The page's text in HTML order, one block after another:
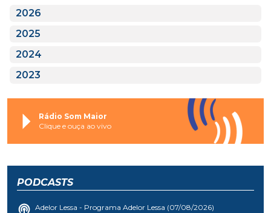
2026
2025
2024
2023
Rádio Som Maior
Clique e ouça ao vivo
PODCASTS
Adelor Lessa - Programa Adelor Lessa (07/08/2026)